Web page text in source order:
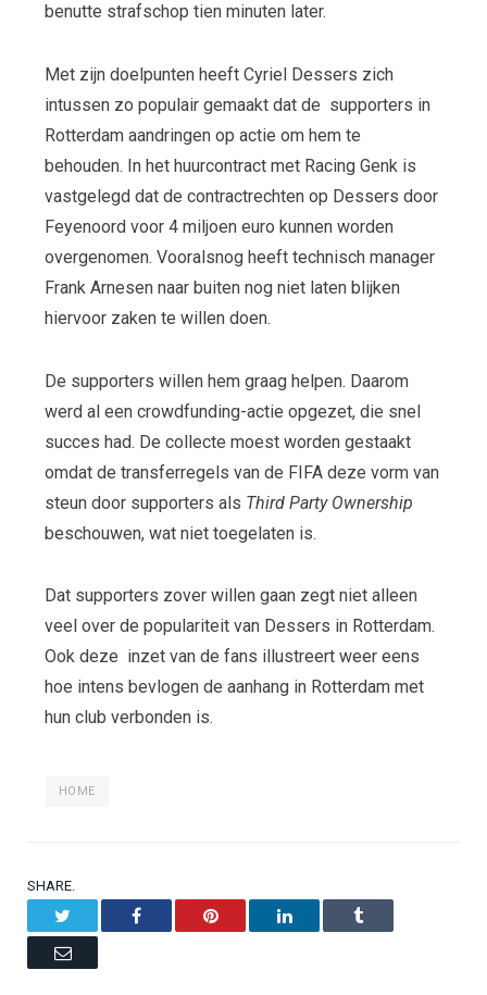
benutte strafschop tien minuten later.
Met zijn doelpunten heeft Cyriel Dessers zich
intussen zo populair gemaakt dat de supporters in
Rotterdam aandringen op actie om hem te
behouden. In het huurcontract met Racing Genk is
vastgelegd dat de contractrechten op Dessers door
Feyenoord voor 4 miljoen euro kunnen worden
overgenomen. Vooralsnog heeft technisch manager
Frank Arnesen naar buiten nog niet laten blijken
hiervoor zaken te willen doen.
De supporters willen hem graag helpen. Daarom
werd al een crowdfunding-actie opgezet, die snel
succes had. De collecte moest worden gestaakt
omdat de transferregels van de FIFA deze vorm van
steun door supporters als Third Party Ownership
beschouwen, wat niet toegelaten is.
Dat supporters zover willen gaan zegt niet alleen
veel over de populariteit van Dessers in Rotterdam.
Ook deze inzet van de fans illustreert weer eens
hoe intens bevlogen de aanhang in Rotterdam met
hun club verbonden is.
HOME
SHARE.
Facebook Pinterest LinkedIn Tumblr
Email